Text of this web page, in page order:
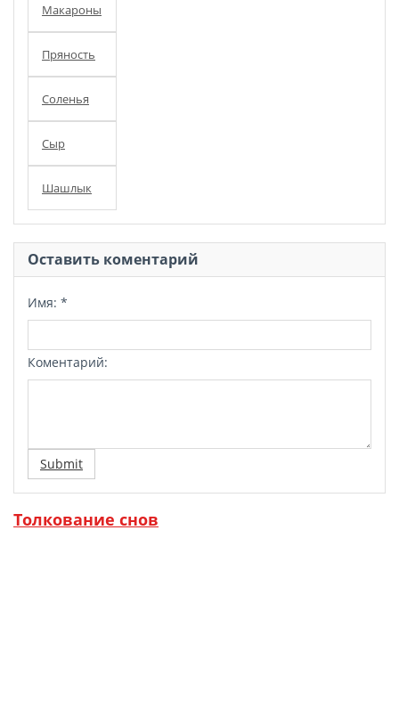
Макароны
Пряность
Соленья
Сыр
Шашлык
Оставить коментарий
Имя: *
Коментарий:
Submit
Толкование снов